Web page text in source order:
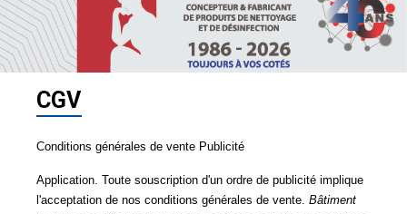
Accueil
CGV
Conditions générales de vente Publicité
Application. Toute souscription d'un ordre de publicité implique
l'acceptation de nos conditions générales de vente. Bâtiment